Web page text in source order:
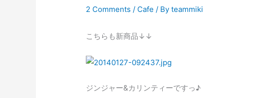
2 Comments / Cafe / Byteammiki
こちらも新商品↓↓
ジンジャー&カリンティーですっ♪